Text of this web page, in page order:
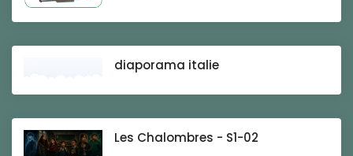
diaporama italie
Les Chalombres - S1-02